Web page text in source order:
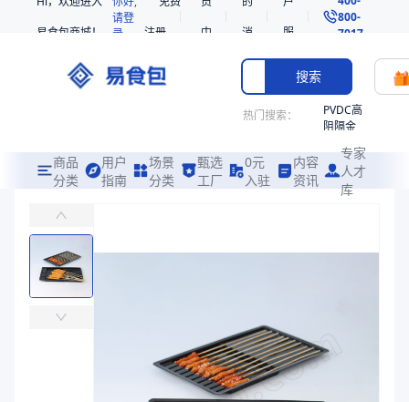
易食包商城！
请登
录
注册
中
消
息
服
务
800-
7017
搜索
热门搜索：
PVDC高
阻隔金
共挤热
收缩袋
221330
商品
分类
用户
指南
场景
分类
甄选
工厂
0元
入驻
内容
资讯
专家
人才
库
易食包（EPAK）专注于PE气调托盒281760（D-765）包装，提供详尽
￥0.6531
商品参数
商品分类